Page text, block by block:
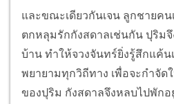
และขณะเดียวกันเจน ลูกชายคน
ตกหลุมรักกังสดาลเช่นกัน ปุริม
บ้าน ทำให้จวงจันทร์ยิ่งรู้สึกแค้น
พยายามทุกวิถีทาง เพื่อจะกำจัด
ของปุริม กังสดาลจึงหลบไปพัก